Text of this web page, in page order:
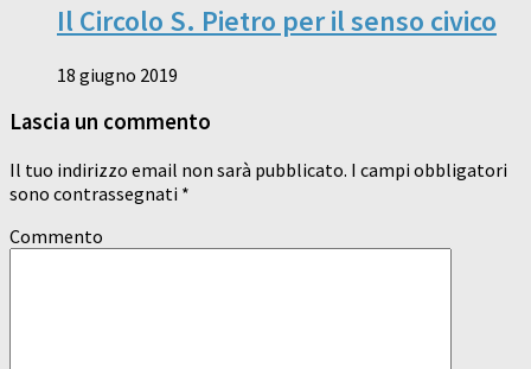
Il Circolo S. Pietro per il senso civico
18 giugno 2019
Lascia un commento
Il tuo indirizzo email non sarà pubblicato. I campi obbligatori
sono contrassegnati *
Commento